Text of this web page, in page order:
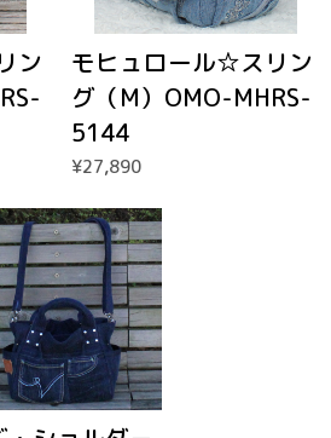
ン
モヒュロール☆スリン
グ（M）OMO-MHRS-
5144
¥27,890